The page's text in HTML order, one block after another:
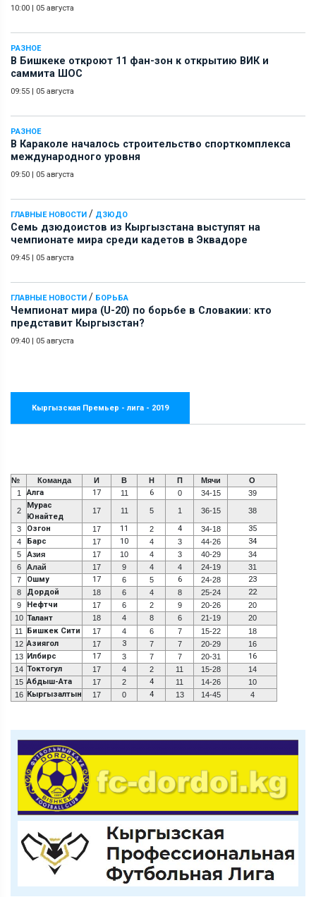
10:00 | 05 августа
РАЗНОЕ
В Бишкеке откроют 11 фан-зон к открытию ВИК и
саммита ШОС
09:55 | 05 августа
РАЗНОЕ
В Караколе началось строительство спорткомплекса
международного уровня
09:50 | 05 августа
ГЛАВНЫЕ НОВОСТИ / ДЗЮДО
Семь дзюдоистов из Кыргызстана выступят на
чемпионате мира среди кадетов в Эквадоре
09:45 | 05 августа
ГЛАВНЫЕ НОВОСТИ / БОРЬБА
Чемпионат мира (U-20) по борьбе в Словакии: кто
представит Кыргызстан?
09:40 | 05 августа
Кыргызская Премьер - лига - 2019
№ Команда И В Н П Мячи
О
1
Алга 17 11 6 0 34-15 39
2
Мурас
Юнайтед
17 11 5 1 36-15 38
3 Озгон 17 11 2 4 34-18 35
4 Барс 17 10 4 3 44-26 34
5 Азия 17 10 4 3 40-29
34
6
Алай 17 9 4 4 24-19
31
7
Ошму 17 6 5 6 24-28 23
8 Дордой 18 6 4 8 25-24 22
9 Нефтчи 17 6 2 9 20-26
20
10 Талант 18 4 8 6 21-19
20
11
Бишкек Сити 17 4 6 7 15-22
18
12 Азиягол 17 3 7 7 20-29
16
13 Илбирс 17 3 7 7 20-31 16
14 Токтогул 17 4 2 11 15-28
14
15 Абдыш-Ата 17 2 4 11 14-26
10
16 Кыргызалтын 17 0 4 13 14-45 4